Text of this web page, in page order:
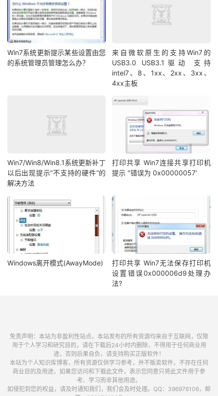
Win7系统更新提示某些设置由您
的系统管理员管理怎么办？
来自微软原生的支持Win7的
USB3.0 USB3.1驱动 支持
intel7、8、1xx、2xx、3xx、
4xx主板
Win7/Win8/Win8.1系统更新补丁
以后出现提示“不支持的硬件”的
解决方法
打印共享 Win7连接共享打印机
提示 "错误为 0x00000057'
Windows离开模式(AwayMode)
打印共享 Win7无法保存打印机
设置错误0x000006d9处理办
法?
免责声明：本站为非盈利性站点，本站发布的所有资源均来自于互联网，仅限
用于个人学习和研究目的，请在下载后24小时内删除，不得用于任何商业用
途，否则后果自负，请支持购买正版软件！
本站为个人知识库博客，所有资源仅供学习参考，并不贩卖软件，不存在任何
商业目的及用途，如果您访问和下载此文件，表示您同意只将此文件用于参
考、学习而非其他用途。
如侵犯到您的权益，请及时通知我们，我们会及时处理。QQ：396976106，邮